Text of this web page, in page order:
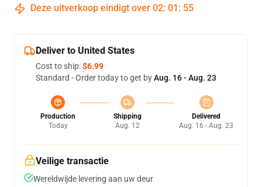
Deze uitverkoop eindigt over 02: 01 : 54
Deliver to United States
Cost to ship:$6.99
Standard - Order today to get byAug. 16 - Aug. 23
Production
Today
Shipping
Aug. 12
Delivered
Aug. 16 - Aug. 23
Veilige transactie
Wereldwijde levering aan uw deur